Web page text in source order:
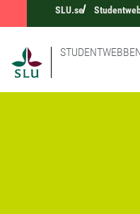
SLU.se